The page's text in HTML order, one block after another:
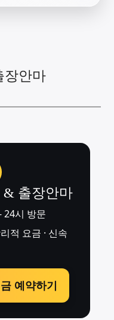
장안마
& 출장안마
24시 방문
적 요금 · 신속
예약하기